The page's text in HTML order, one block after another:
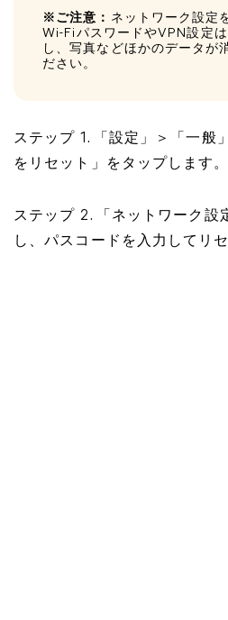
※ご注意： ネットワーク設定
Wi-FiパスワードやVPN設定
し、写真などほかのデータが
ださい。
ステップ 1. 「設定」＞「一般
をリセット」をタップします。
ステップ 2. 「ネットワーク設
し、パスコードを入力してリ